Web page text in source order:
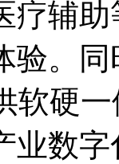
疗辅
验。
软硬
业数